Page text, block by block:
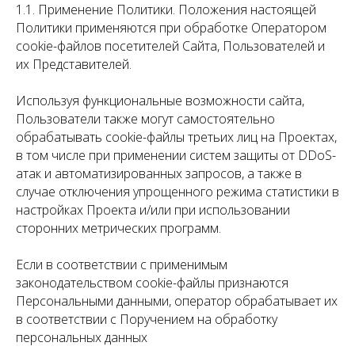
1.1. Применение Политики. Положения настоящей
Политики применяются при обработке Оператором
cookie-файлов посетителей Сайта, Пользователей и
их Представителей.
Используя функциональные возможности сайта,
Пользователи также могут самостоятельно
обрабатывать cookie-файлы третьих лиц на Проектах,
в том числе при применении систем защиты от DDoS-
атак и автоматизированных запросов, а также в
случае отключения упрощенного режима статистики в
настройках Проекта и/или при использовании
сторонних метрических программ.
Если в соответствии с применимым
законодательством cookie-файлы признаются
Персональными данными, оператор обрабатывает их
в соответствии с Поручением на обработку
персональных данных